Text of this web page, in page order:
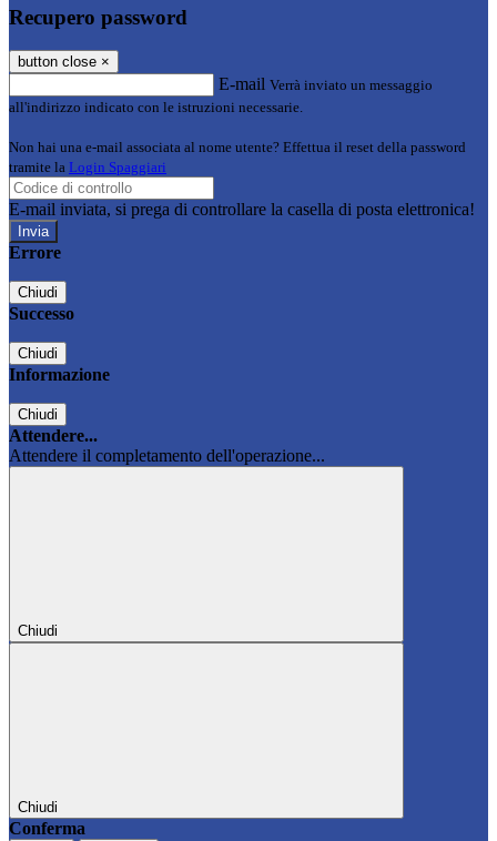
Recupero password
button close ×
E-mail Verrà inviato un messaggio
all'indirizzo indicato con le istruzioni necessarie.
Non hai una e-mail associata al nome utente? Effettua il reset della password
tramite la Login Spaggiari
E-mail inviata, si prega di controllare la casella di posta elettronica!
Errore
Chiudi
Successo
Chiudi
Informazione
Chiudi
Attendere...
Attendere il completamento dell'operazione...
Chiudi
Chiudi
Conferma